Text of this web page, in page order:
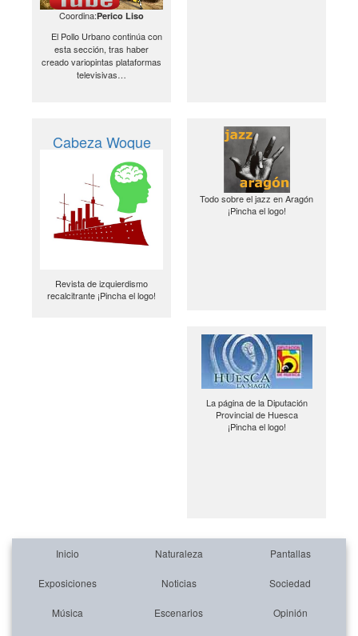
Coordina:Perico Liso
El Pollo Urbano continúa con
esta sección, tras haber
creado variopintas plataformas
televisivas…
Cabeza Woque
Revista de izquierdismo
recalcitrante ¡Pincha el logo!
Todo sobre el jazz en Aragón
¡Pincha el logo!
La página de la Diputación
Provincial de Huesca
¡Pincha el logo!
Inicio Naturaleza Pantallas
Exposiciones Noticias Sociedad
Música Escenarios Opinión